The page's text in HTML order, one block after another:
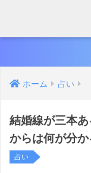
ホーム 占い
結婚線が三本
からは何が分か
占い